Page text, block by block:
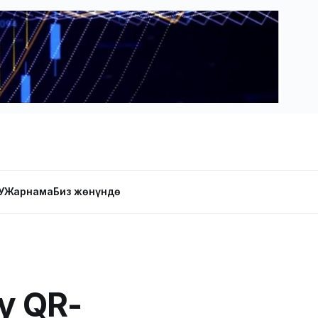
ЖарнамаБиз жөнүндө
QR-